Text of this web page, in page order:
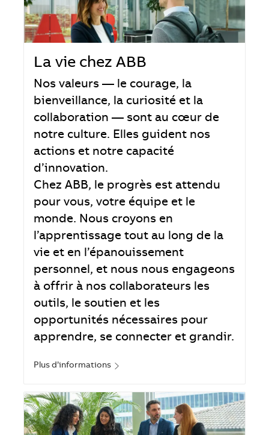
La vie chez ABB
Nos valeurs — le courage, la
bienveillance, la curiosité et la
collaboration — sont au cœur de
notre culture. Elles guident nos
actions et notre capacité
d’innovation.
Chez ABB, le progrès est attendu
pour vous, votre équipe et le
monde. Nous croyons en
l’apprentissage tout au long de la
vie et en l’épanouissement
personnel, et nous nous engageons
à offrir à nos collaborateurs les
outils, le soutien et les
opportunités nécessaires pour
apprendre, se connecter et grandir.
Plus d’informations